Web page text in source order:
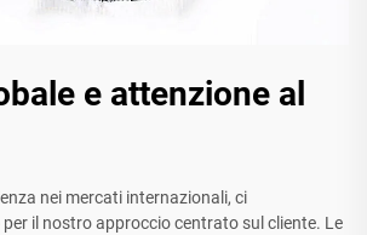
e attenzione al
nei mercati internazionali, ci
il nostro approccio centrato sul cliente. Le